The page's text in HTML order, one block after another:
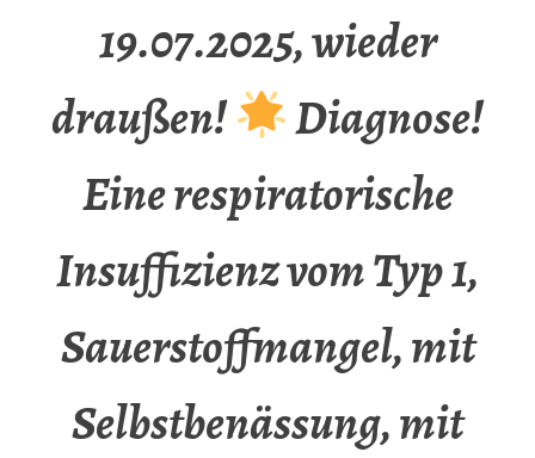
19.07.2025, wieder
draußen!
Diagnose!
Eine respiratorische
Insuffizienz vom Typ 1,
Sauerstoffmangel, mit
Selbstbenässung, mit